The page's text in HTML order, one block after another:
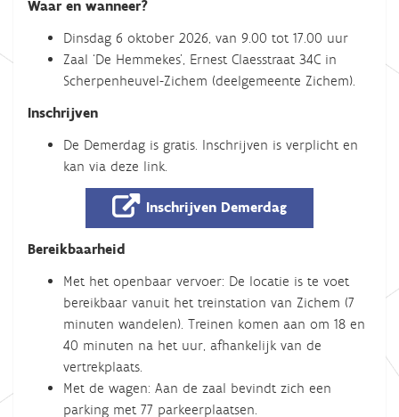
Waar en wanneer?
Dinsdag 6 oktober 2026, van 9.00 tot 17.00 uur
Zaal ‘De Hemmekes’, Ernest Claesstraat 34C in
Scherpenheuvel-Zichem (deelgemeente Zichem).
Inschrijven
De Demerdag is gratis. Inschrijven is verplicht en
kan via deze link.
Inschrijven Demerdag
Bereikbaarheid
Met het openbaar vervoer: De locatie is te voet
bereikbaar vanuit het treinstation van Zichem (7
minuten wandelen). Treinen komen aan om 18 en
40 minuten na het uur, afhankelijk van de
vertrekplaats.
Met de wagen: Aan de zaal bevindt zich een
parking met 77 parkeerplaatsen.